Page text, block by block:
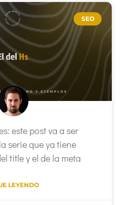
SEO
este post va a ser
serie que ya tiene
title y el de la meta
LEYENDO